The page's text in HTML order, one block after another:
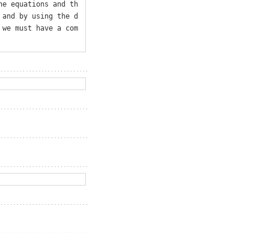
equations and th
by using the d
must have a com